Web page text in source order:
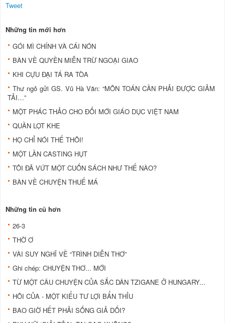
Tweet
Những tin mới hơn
GÓI MÌ CHÍNH VÀ CÁI NÓN
BÀN VỀ QUYỀN MIỄN TRỪ NGOẠI GIAO
KHI CỰU ĐẠI TÁ RA TÒA
Thư ngỏ gửi GS. Vũ Hà Văn: “MÔN TOÁN CẦN PHẢI ĐƯỢC GIẢM
TẢI…”
MỘT PHÁC THẢO CHO ĐỔI MỚI GIÁO DỤC VIỆT NAM
QUẦN LỌT KHE
HỌ CHỈ NÓI THẾ THÔI!
MỘT LẦN CASTING HỤT
TÔI ĐÃ VỨT MỘT CUỐN SÁCH NHƯ THẾ NÀO?
BÀN VỀ CHUYỆN THUẾ MÁ
Những tin cũ hơn
26-3
THỜ Ơ
VÀI SUY NGHĨ VỀ “TRÌNH DIỄN THƠ”
Ghi chép: CHUYỆN THƠ... MỚI
TỪ MỘT CÂU CHUYỆN CỦA SẮC DÂN TZIGANE Ở HUNGARY...
HÔI CỦA - MỘT KIỂU TƯ LỢI BẨN THỈU
BAO GIỜ HẾT PHẢI SỐNG GIẢ DỐI?